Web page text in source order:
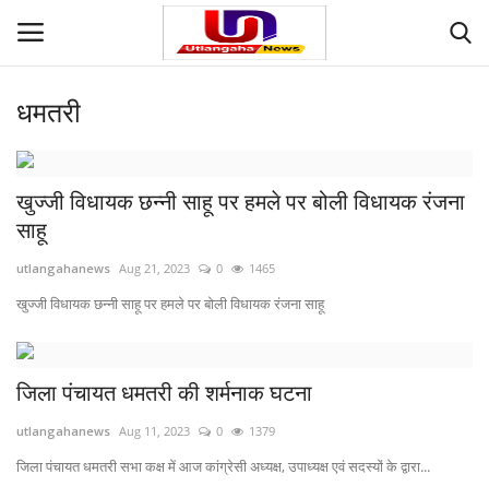
Home
Contact
देश
मनोरंजन
दुनिया
धमतरी
खुज्जी विधायक छन्नी साहू पर हमले पर बोली विधायक रंजना
साहू
utlangahanews Aug 21, 2023 0 1465
खुज्जी विधायक छन्नी साहू पर हमले पर बोली विधायक रंजना साहू
जिला पंचायत धमतरी की शर्मनाक घटना
utlangahanews Aug 11, 2023 0 1379
जिला पंचायत धमतरी सभा कक्ष में आज कांग्रेसी अध्यक्ष, उपाध्यक्ष एवं सदस्यों के द्वारा...